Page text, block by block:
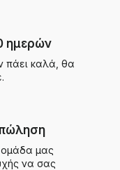
ημερών
πάει καλά, θα
μας
να σας